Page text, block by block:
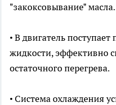
"закоксовывание" масла.
• В двигатель
жидкости, эффективно
остаточного перегрева.
• Система охлаждения